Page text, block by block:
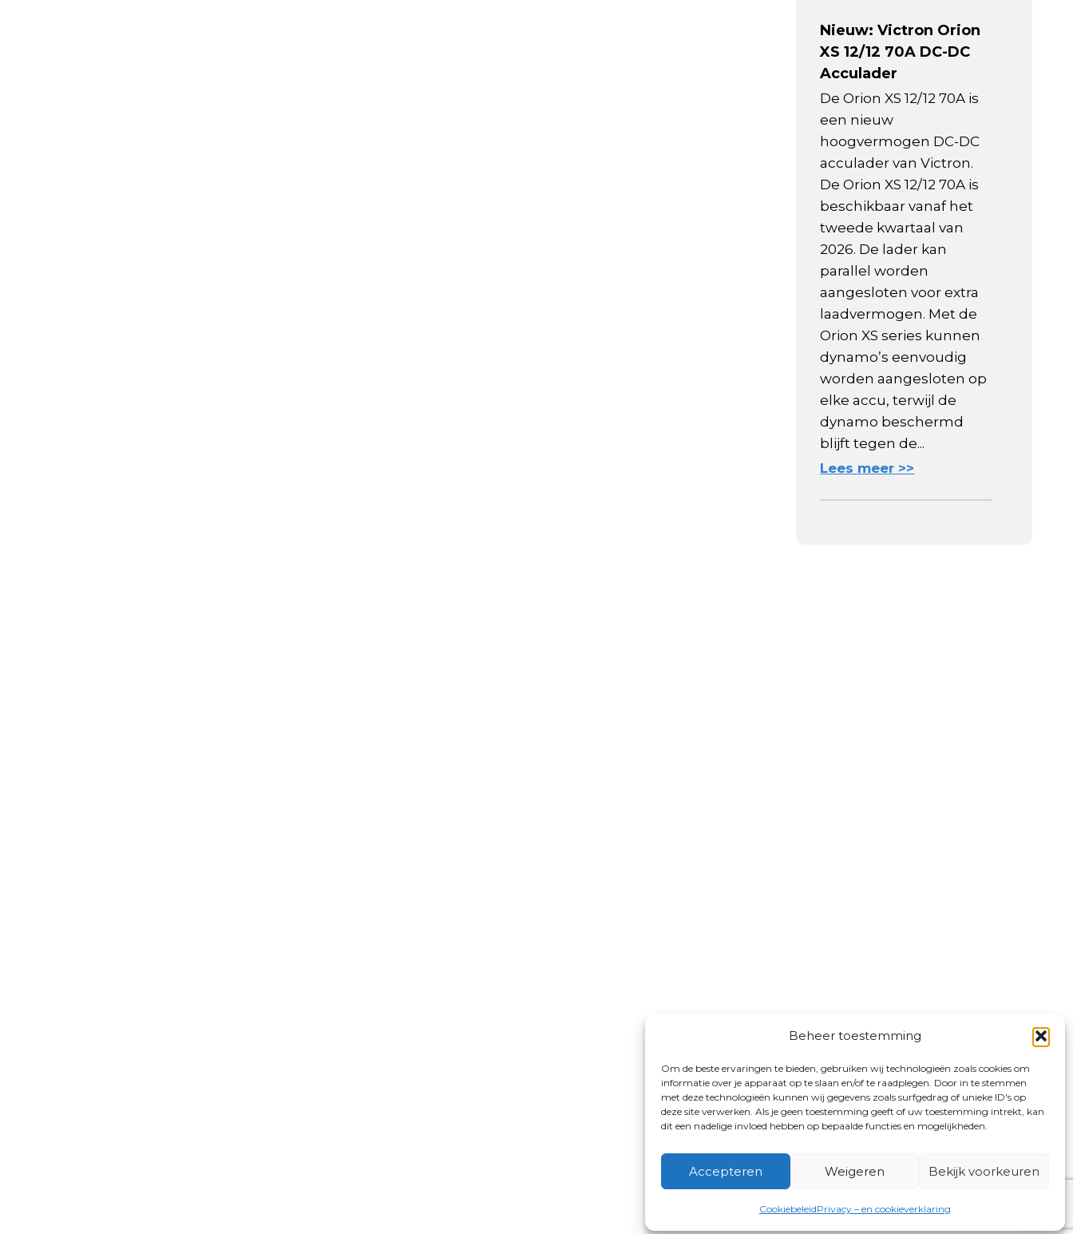
Beheer toestemming
Om de beste ervaringen te bieden, gebruiken wij technologieën zoals cookies om
informatie over je apparaat op te slaan en/of te raadplegen. Door in te stemmen
met deze technologieën kunnen wij gegevens zoals surfgedrag of unieke ID's op
deze site verwerken. Als je geen toestemming geeft of uw toestemming intrekt, kan
dit een nadelige invloed hebben op bepaalde functies en mogelijkheden.
Accepteren Weigeren Bekijk voorkeuren
CookiebeleidPrivacy – en cookieverklaring
Nieuw: Victron Orion
XS 12/12 70A DC-DC
Acculader
De Orion XS 12/12 70A is
een nieuw
hoogvermogen DC-DC
acculader van Victron.
De Orion XS 12/12 70A is
beschikbaar vanaf het
tweede kwartaal van
2026. De lader kan
parallel worden
aangesloten voor extra
laadvermogen. Met de
Orion XS series kunnen
dynamo’s eenvoudig
worden aangesloten op
elke accu, terwijl de
dynamo beschermd
blijft tegen de...
Lees meer >>